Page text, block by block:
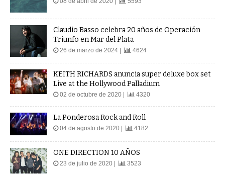
Claudio Basso celebra 20 años de Operación
Triunfo en Mar del Plata
26 de marzo de 2024 | 4624
KEITH RICHARDS anuncia super deluxe box set
Live at the Hollywood Palladium
02 de octubre de 2020 | 4320
La Ponderosa Rock and Roll
04 de agosto de 2020 | 4182
ONE DIRECTION 10 AÑOS
23 de julio de 2020 | 3523